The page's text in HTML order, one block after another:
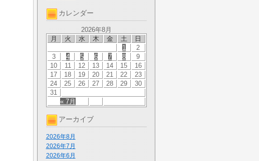
カレンダー
2026年8月
月
火 水 木 金 土 日
« 7月
1
2
3
4 5 6 7 8
9
10
11 12 13 14 15
16
17
18 19 20 21 22
23
24
25 26 27 28 29
30
31
アーカイブ
2026年8月
2026年7月
2026年6月